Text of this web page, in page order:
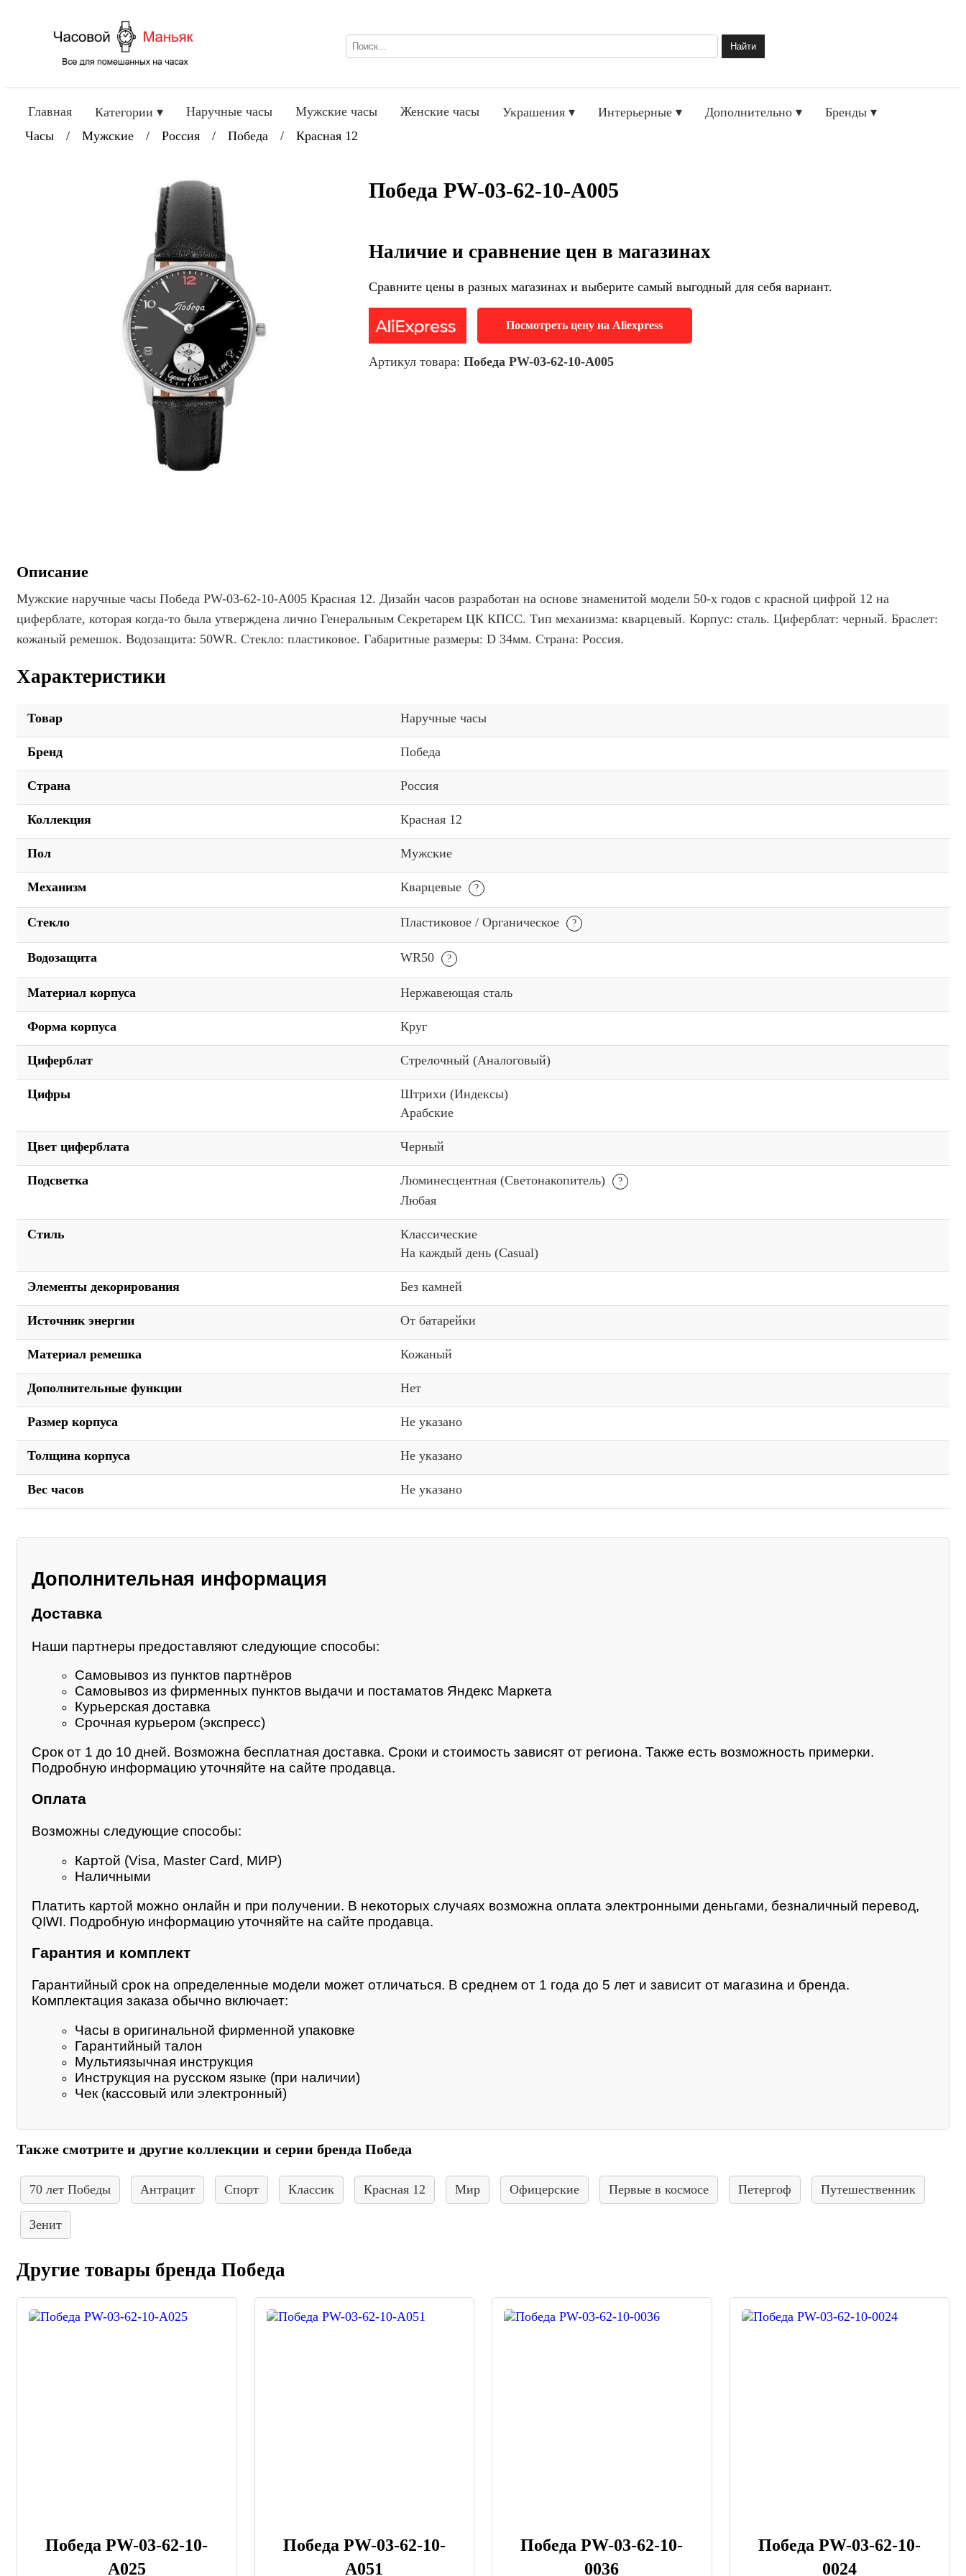
Найти
Главная Категории ▾ Наручные часы Мужские часы Женские часы Украшения ▾ Интерьерные ▾ Дополнительно ▾
Бренды ▾
Часы
/ Мужские / Россия / Победа / Красная 12
Победа PW-03-62-10-A005
Наличие и сравнение цен в магазинах
Сравните цены в разных магазинах и выберите самый выгодный для себя вариант.
Посмотреть цену на Aliexpress
Артикул товара: Победа PW-03-62-10-A005
Описание
Мужские наручные часы Победа PW-03-62-10-A005 Красная 12. Дизайн часов разработан на основе знаменитой модели 50-х годов с красной цифрой 12 на
циферблате, которая когда-то была утверждена лично Генеральным Секретарем ЦК КПСС. Тип механизма: кварцевый. Корпус: сталь. Циферблат: черный. Браслет:
кожаный ремешок. Водозащита: 50WR. Стекло: пластиковое. Габаритные размеры: D 34мм. Страна: Россия.
Характеристики
Товар Наручные часы
Бренд Победа
Страна Россия
Коллекция Красная 12
Пол Мужские
Механизм Кварцевые
Стекло Пластиковое / Органическое
Водозащита WR50
Материал корпуса Нержавеющая сталь
Форма корпуса Круг
Циферблат Стрелочный (Аналоговый)
Цифры
Штрихи (Индексы)
Арабские
Цвет циферблата Черный
Подсветка
Люминесцентная (Светонакопитель)
Любая
Стиль
Классические
На каждый день (Casual)
Элементы декорирования Без камней
Источник энергии От батарейки
Материал ремешка Кожаный
Дополнительные функции Нет
Размер корпуса Не указано
Толщина корпуса Не указано
Вес часов Не указано
Дополнительная информация
Доставка
Наши партнеры предоставляют следующие способы:
Самовывоз из пунктов партнёров
Самовывоз из фирменных пунктов выдачи и постаматов Яндекс Маркета
Курьерская доставка
Срочная курьером (экспресс)
Срок от 1 до 10 дней. Возможна бесплатная доставка. Сроки и стоимость зависят от региона. Также есть возможность примерки.
Подробную информацию уточняйте на сайте продавца.
Оплата
Возможны следующие способы:
Картой (Visa, Master Card, МИР)
Наличными
Платить картой можно онлайн и при получении. В некоторых случаях возможна оплата электронными деньгами, безналичный перевод,
QIWI. Подробную информацию уточняйте на сайте продавца.
Гарантия и комплект
Гарантийный срок на определенные модели может отличаться. В среднем от 1 года до 5 лет и зависит от магазина и бренда.
Комплектация заказа обычно включает:
Часы в оригинальной фирменной упаковке
Гарантийный талон
Мультиязычная инструкция
Инструкция на русском языке (при наличии)
Чек (кассовый или электронный)
Также смотрите и другие коллекции и серии бренда Победа
70 лет Победы Антрацит Спорт Классик Красная 12 Мир Офицерские Первые в космосе Петергоф Путешественник
Зенит
Другие товары бренда Победа
Победа PW-03-62-10-
A025
Победа PW-03-62-10-
A051
Победа PW-03-62-10-
0036
Победа PW-03-62-10-
0024